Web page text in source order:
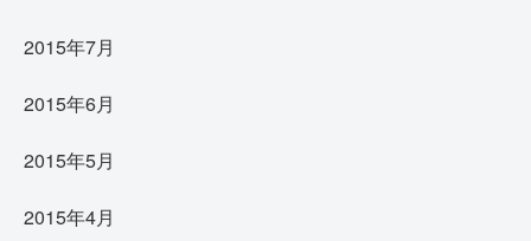
2015年7月
2015年6月
2015年5月
2015年4月